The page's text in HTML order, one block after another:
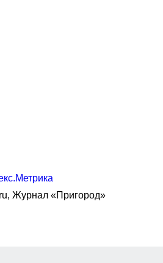
Журнал «Пригород»